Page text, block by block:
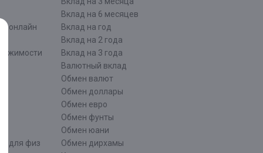
онлайн
для физ
Вклад на 6 месяцев
Вклад на год
Вклад на 2 года
Вклад на 3 года
Валютный вклад
Обмен валют
Обмен доллары
Обмен евро
Обмен фунты
Обмен юани
Обмен дирхамы